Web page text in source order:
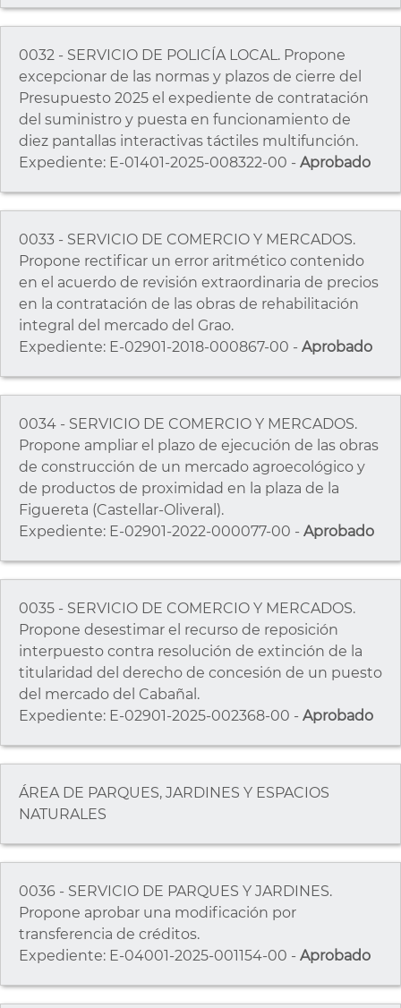
0032 - SERVICIO DE POLICÍA LOCAL. Propone
excepcionar de las normas y plazos de cierre del
Presupuesto 2025 el expediente de contratación
del suministro y puesta en funcionamiento de
diez pantallas interactivas táctiles multifunción.
Expediente: E-01401-2025-008322-00 - Aprobado
0033 - SERVICIO DE COMERCIO Y MERCADOS.
Propone rectificar un error aritmético contenido
en el acuerdo de revisión extraordinaria de precios
en la contratación de las obras de rehabilitación
integral del mercado del Grao.
Expediente: E-02901-2018-000867-00 - Aprobado
0034 - SERVICIO DE COMERCIO Y MERCADOS.
Propone ampliar el plazo de ejecución de las obras
de construcción de un mercado agroecológico y
de productos de proximidad en la plaza de la
Figuereta (Castellar-Oliveral).
Expediente: E-02901-2022-000077-00 - Aprobado
0035 - SERVICIO DE COMERCIO Y MERCADOS.
Propone desestimar el recurso de reposición
interpuesto contra resolución de extinción de la
titularidad del derecho de concesión de un puesto
del mercado del Cabañal.
Expediente: E-02901-2025-002368-00 - Aprobado
ÁREA DE PARQUES, JARDINES Y ESPACIOS
NATURALES
0036 - SERVICIO DE PARQUES Y JARDINES.
Propone aprobar una modificación por
transferencia de créditos.
Expediente: E-04001-2025-001154-00 - Aprobado